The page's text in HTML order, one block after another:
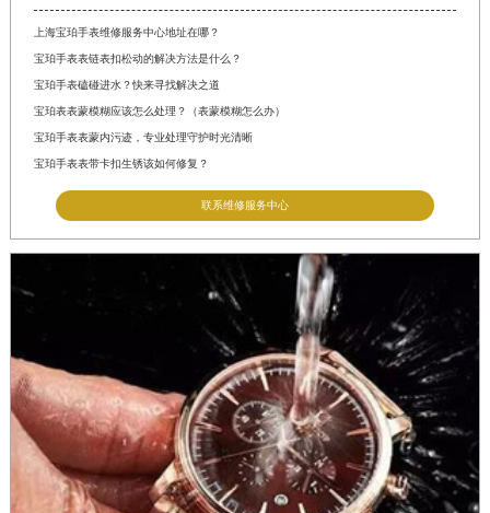
上海宝珀手表维修服务中心地址在哪？
宝珀手表表链表扣松动的解决方法是什么？
宝珀手表磕碰进水？快来寻找解决之道
宝珀表表蒙模糊应该怎么处理？（表蒙模糊怎么办）
宝珀手表表蒙内污迹，专业处理守护时光清晰
宝珀手表表带卡扣生锈该如何修复？
联系维修服务中心